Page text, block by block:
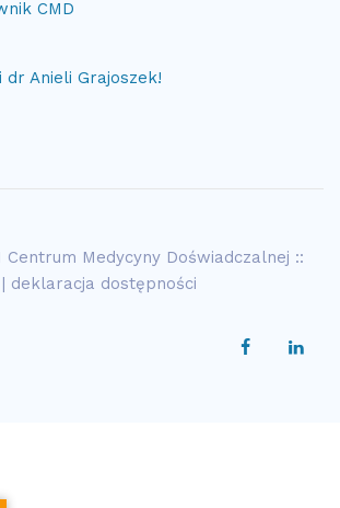
CMD
dr Anieli Grajoszek!
Centrum Medycyny Doświadczalnej ::
| deklaracja dostępności